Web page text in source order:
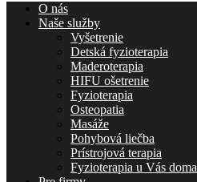
O nás
Naše služby
Vyšetrenie
Detská fyzioterapia
Maderoterapia
HIFU ošetrenie
Fyzioterapia
Osteopatia
Masáže
Pohybová liečba
Prístrojová terapia
Fyzioterapia u Vás doma